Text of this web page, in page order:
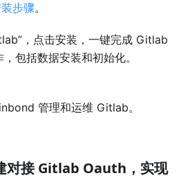
步骤。
，点击安装，一键完成 Gitlab
包括数据安装和初始化。
管理和运维 Gitlab。
对接 Gitlab Oauth，实现